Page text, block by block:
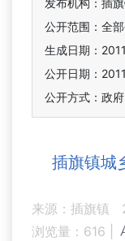
发布机构：插
公开范围：全
生成日期：
公开日期：
公开方式：政
插旗镇城
来源：插旗镇
浏览量： 616